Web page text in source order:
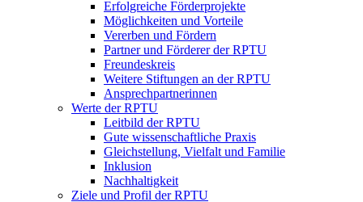
Erfolgreiche Förderprojekte
Möglichkeiten und Vorteile
Vererben und Fördern
Partner und Förderer der RPTU
Freundeskreis
Weitere Stiftungen an der RPTU
Ansprechpartnerinnen
Werte der RPTU
Leitbild der RPTU
Gute wissenschaftliche Praxis
Gleichstellung, Vielfalt und Familie
Inklusion
Nachhaltigkeit
Ziele und Profil der RPTU